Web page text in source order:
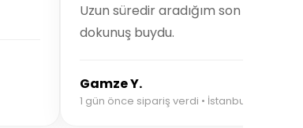
Uzun süredir aradığım son
dokunuş buydu.
Gamze Y.
1 gün önce sipariş verdi • İstanbul